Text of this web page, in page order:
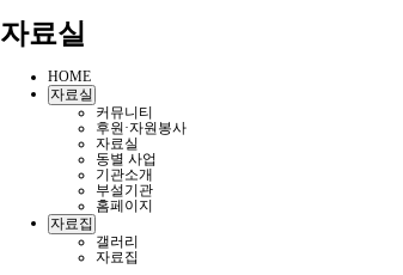
자료실
HOME
자료실
커뮤니티
후원·자원봉사
자료실
동별 사업
기관소개
부설기관
홈페이지
자료집
갤러리
자료집